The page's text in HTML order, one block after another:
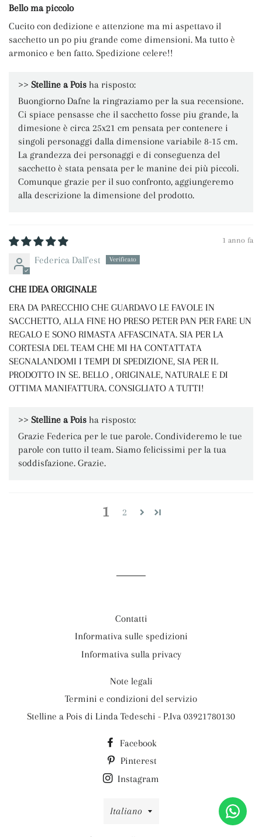
Bello ma piccolo
Cucito con dedizione e attenzione ma mi aspettavo il
sacchetto un po piu grande come dimensioni. Ma tutto è
armonico e ben fatto. Spedizione celere!!
>> Stelline a Pois ha risposto:
Buongiorno Dafne la ringraziamo per la sua recensione.
Ci spiace pensasse che il sacchetto fosse piu grande, la
dimesione è circa 25x21 cm pensata per contenere i
singoli personaggi dalla dimensione variabile 8-15 cm.
La grandezza dei personaggi e di conseguenza del
sacchetto è stata pensata per le manine dei più piccoli.
Comunque grazie per il suo confronto, aggiungeremo
alla descrizione la dimensione del prodotto.
1 anno fa
Federica Dall'est
CHE IDEA ORIGINALE
ERA DA PARECCHIO CHE GUARDAVO LE FAVOLE IN
SACCHETTO, ALLA FINE HO PRESO PETER PAN PER FARE UN
REGALO E SONO RIMASTA AFFASCINATA. SIA PER LA
CORTESIA DEL TEAM CHE MI HA CONTATTATA
SEGNALANDOMI I TEMPI DI SPEDIZIONE, SIA PER IL
PRODOTTO IN SE. BELLO , ORIGINALE, NATURALE E DI
OTTIMA MANIFATTURA. CONSIGLIATO A TUTTI!
>> Stelline a Pois ha risposto:
Grazie Federica per le tue parole. Condivideremo le tue
parole con tutto il team. Siamo felicissimi per la tua
soddisfazione. Grazie.
1 2
Contatti
Informativa sulle spedizioni
Informativa sulla privacy
Note legali
Termini e condizioni del servizio
Stelline a Pois di Linda Tedeschi - P.Iva 03921780130
Facebook
Pinterest
Instagram
Lingua
Italiano